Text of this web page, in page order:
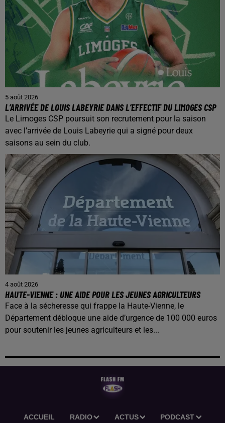
5 août 2026
L’ARRIVÉE DE LOUIS LABEYRIE DANS L’EFFECTIF DU LIMOGES CSP
Le Limoges CSP poursuit son recrutement pour la saison
avec l’arrivée de Louis Labeyrie qui a signé pour deux
saisons au sein du club.
4 août 2026
HAUTE-VIENNE : UNE AIDE POUR LES JEUNES AGRICULTEURS
Face à la sécheresse qui frappe la Haute-Vienne, le
Département débloque une aide d’urgence de 100 000 euros
pour soutenir les jeunes agriculteurs et les...
ACCUEIL RADIO ACTUS PODCAST